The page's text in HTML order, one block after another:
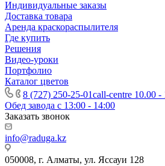
Индивидуальные заказы
Доставка товара
Аренда краскораспылителя
Где купить
Решения
Видео-уроки
Портфолио
Каталог цветов
8 (727) 250-25-01call-centre 10.00
Обед завода с 13:00 - 14:00
Заказать звонок
info@raduga.kz
050008, г. Алматы, ул. Яссауи 128